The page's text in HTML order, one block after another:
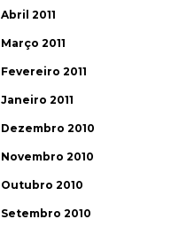
Abril 2011
Março 2011
Fevereiro 2011
Janeiro 2011
Dezembro 2010
Novembro 2010
Outubro 2010
Setembro 2010